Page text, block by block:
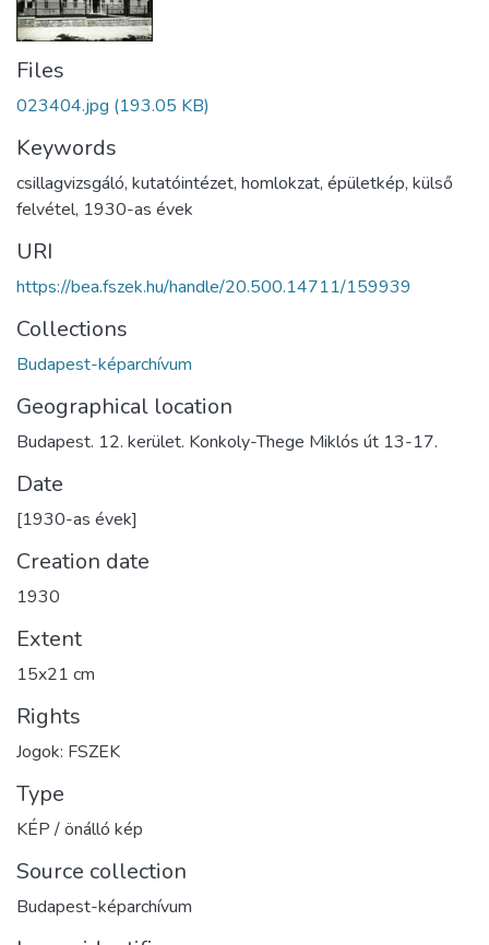
Files
023404.jpg (193.05 KB)
Keywords
csillagvizsgáló, kutatóintézet, homlokzat, épületkép, külső
felvétel, 1930-as évek
URI
https://bea.fszek.hu/handle/20.500.14711/159939
Collections
Budapest-képarchívum
Geographical location
Budapest. 12. kerület. Konkoly-Thege Miklós út 13-17.
Date
[1930-as évek]
Creation date
1930
Extent
15x21 cm
Rights
Jogok: FSZEK
Type
KÉP / önálló kép
Source collection
Budapest-képarchívum